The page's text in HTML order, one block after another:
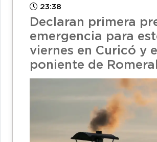
23:38
Declaran primera
emergencia para
viernes en Curicó y el
poniente de Romeral